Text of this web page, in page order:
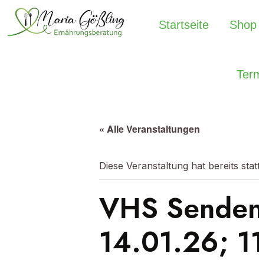
Startseite Shop
« Alle Veranstaltungen
Diese Veranstaltung hat bereits
VHS
14.01.26;